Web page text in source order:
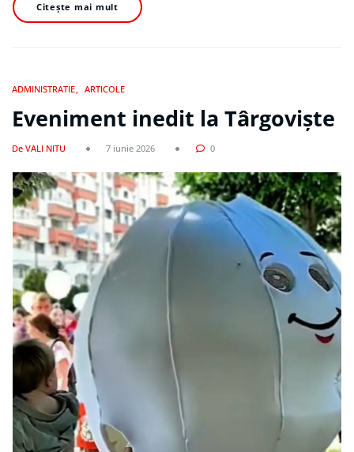
Citește mai mult
ADMINISTRATIE ARTICOLE
Eveniment inedit la Târgoviște
De VALI NITU 7 iunie 2026 0